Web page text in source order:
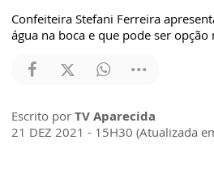
Confeiteira Stefani Ferreira
água na boca e que pode ser opção
Escrito por TV Aparecida
21 DEZ 2021 - 15H30 (Atualizada